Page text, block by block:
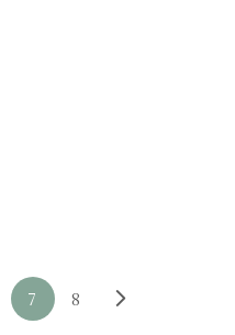
7 8